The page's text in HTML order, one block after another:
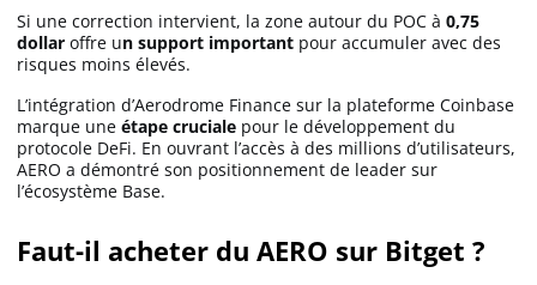
Si une correction intervient, la zone autour du POC à 0,75
dollar offre un support important pour accumuler avec des
risques moins élevés.
L’intégration d’Aerodrome Finance sur la plateforme Coinbase
marque une étape cruciale pour le développement du
protocole DeFi. En ouvrant l’accès à des millions d’utilisateurs,
AERO a démontré son positionnement de leader sur
l’écosystème Base.
Faut-il acheter du AERO sur Bitget ?